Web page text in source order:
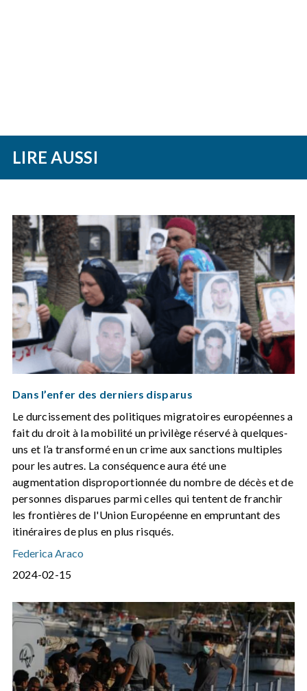
LIRE AUSSI
Dans l’enfer des derniers disparus
Le durcissement des politiques migratoires européennes a
fait du droit à la mobilité un privilège réservé à quelques-
uns et l’a transformé en un crime aux sanctions multiples
pour les autres. La conséquence aura été une
augmentation disproportionnée du nombre de décès et de
personnes disparues parmi celles qui tentent de franchir
les frontières de l'Union Européenne en empruntant des
itinéraires de plus en plus risqués.
Federica Araco
2024-02-15